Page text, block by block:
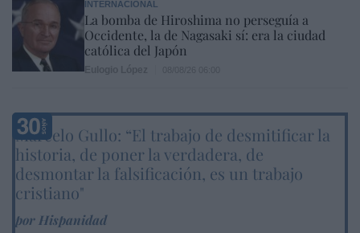
INTERNACIONAL
La bomba de Hiroshima no perseguía a
Occidente, la de Nagasaki sí: era la ciudad
católica del Japón
Marcelo Gullo: “El trabajo de desmitificar la
historia, de poner la verdadera, de
desmontar la falsificación, es un trabajo
cristiano"
por Hispanidad